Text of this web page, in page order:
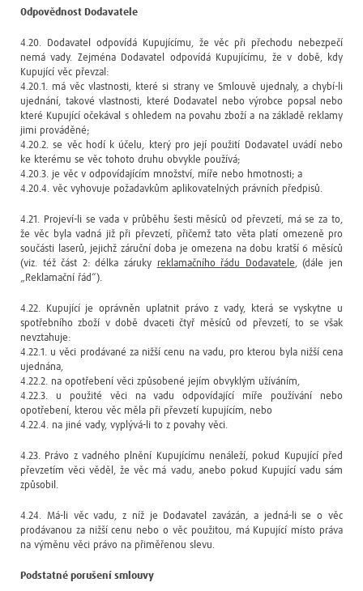
Odpovědnost Dodavatele
4.20. Dodavatel odpovídá Kupujícímu, že věc při přechodu nebezpečí
nemá vady. Zejména Dodavatel odpovídá Kupujícímu, že v době, kdy
Kupující věc převzal:
4.20.1. má věc vlastnosti, které si strany ve Smlouvě ujednaly, a chybí-li
ujednání, takové vlastnosti, které Dodavatel nebo výrobce popsal nebo
které Kupující očekával s ohledem na povahu zboží a na základě reklamy
jimi prováděné;
4.20.2. se věc hodí k účelu, který pro její použití Dodavatel uvádí nebo
ke kterému se věc tohoto druhu obvykle používá;
4.20.3. je věc v odpovídajícím množství, míře nebo hmotnosti; a
4.20.4. věc vyhovuje požadavkům aplikovatelných právních předpisů.
4.21. Projeví-li se vada v průběhu šesti měsíců od převzetí, má se za to,
že věc byla vadná již při převzetí, přičemž tato věta platí omezeně pro
součásti laserů, jejichž záruční doba je omezena na dobu kratší 6 měsíců
(viz. též část 2: délka záruky
reklamačního řádu Dodavatele, (dále jen
„Reklamační řád“).
4.22. Kupující je oprávněn uplatnit právo z vady, která se vyskytne u
spotřebního zboží v době dvaceti čtyř měsíců od převzetí, to se však
nevztahuje:
4.22.1. u věci prodávané za nižší cenu na vadu, pro kterou byla nižší cena
ujednána,
4.22.2. na opotřebení věci způsobené jejím obvyklým užíváním,
4.22.3. u použité věci na vadu odpovídající míře používání nebo
opotřebení, kterou věc měla při převzetí kupujícím, nebo
4.22.4. na jiné vady, vyplývá-li to z povahy věci.
4.23. Právo z vadného plnění Kupujícímu nenáleží, pokud Kupující před
převzetím věci věděl, že věc má vadu, anebo pokud Kupující vadu sám
způsobil.
4.24. Má-li věc vadu, z níž je Dodavatel zavázán, a jedná-li se o věc
prodávanou za nižší cenu nebo o věc použitou, má Kupující místo práva
na výměnu věci právo na přiměřenou slevu.
Podstatné porušení smlouvy